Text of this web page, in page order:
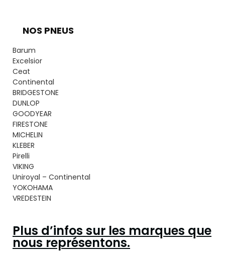
NOS PNEUS
Barum
Excelsior
Ceat
Continental
BRIDGESTONE
DUNLOP
GOODYEAR
FIRESTONE
MICHELIN
KLEBER
Pirelli
VIKING
Uniroyal – Continental
YOKOHAMA
VREDESTEIN
Plus d’infos sur les marques que
nous représentons.